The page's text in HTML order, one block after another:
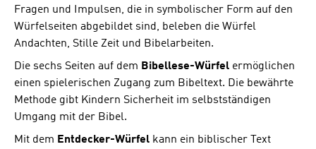
Fragen und Impulsen, die in symbolischer Form auf den
Würfelseiten abgebildet sind, beleben die Würfel
Andachten, Stille Zeit und Bibelarbeiten.
Die sechs Seiten auf dem Bibellese-Würfel ermöglichen
einen spielerischen Zugang zum Bibeltext. Die bewährte
Methode gibt Kindern Sicherheit im selbstständigen
Umgang mit der Bibel.
Mit dem Entdecker-Würfel kann ein biblischer Text